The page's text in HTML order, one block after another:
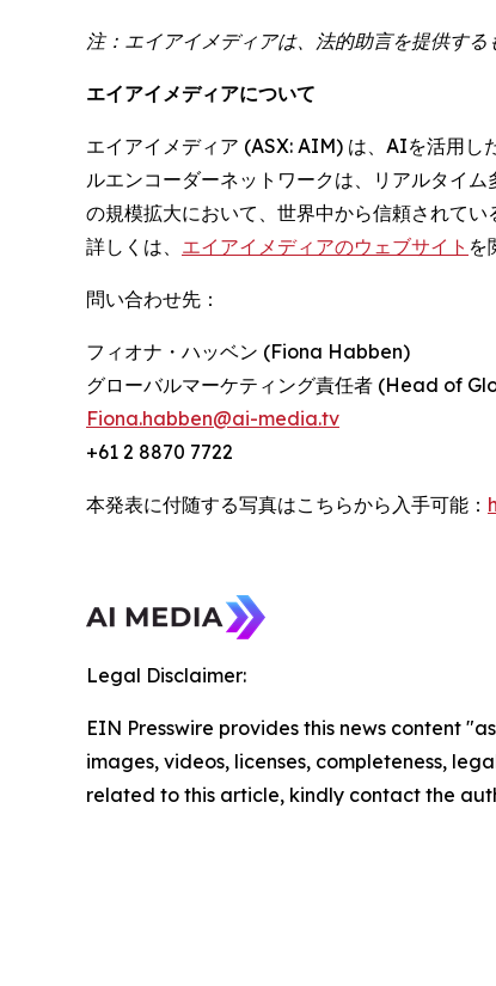
注：エイアイメディアは、法的助言を提供す
エイアイメディアについて
エイアイメディア (ASX: AIM) は、AIを活用し
ルエンコーダーネットワークは、リアルタイ
の規模拡大において、世界中から信頼されてい
詳しくは、 エイアイメディアのウェブサイト を
問い合わせ先：
フィオナ・ハッベン (Fiona Habben)
グローバルマーケティング責任者 (Head of
Fiona.habben@ai-media.tv
+61 2 8870 7722
本発表に付随する写真はこちらから入手可能：
Legal Disclaimer:
EIN Presswire provides this news content
images, videos, licenses, completeness,
related to this article, kindly contact the